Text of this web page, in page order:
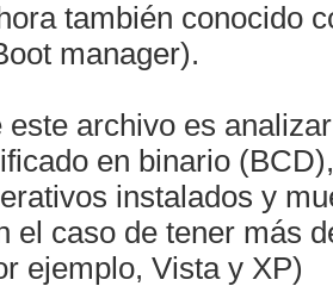
también conocido
manager).
este archivo es
en binario
instalados y
el caso de tener más
ejemplo, Vista y XP)